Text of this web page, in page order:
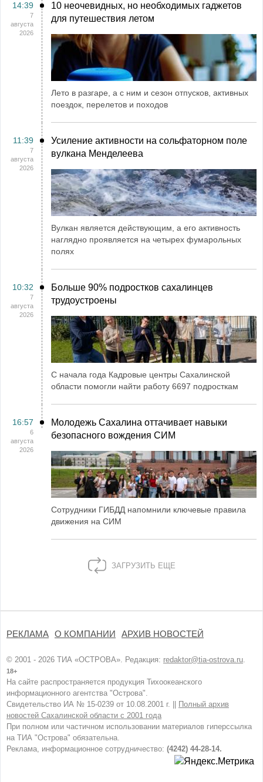
14:39
7
августа
2026
10 неочевидных, но необходимых гаджетов
для путешествия летом
Лето в разгаре, а с ним и сезон отпусков, активных
поездок, перелетов и походов
11:39
7
августа
2026
Усиление активности на сольфаторном поле
вулкана Менделеева
Вулкан является действующим, а его активность
наглядно проявляется на четырех фумарольных
полях
10:32
7
августа
2026
Больше 90% подростков сахалинцев
трудоустроены
С начала года Кадровые центры Сахалинской
области помогли найти работу 6697 подросткам
16:57
6
августа
2026
Молодежь Сахалина оттачивает навыки
безопасного вождения СИМ
Сотрудники ГИБДД напомнили ключевые правила
движения на СИМ
ЗАГРУЗИТЬ ЕЩЕ
РЕКЛАМА О КОМПАНИИ АРХИВ НОВОСТЕЙ
© 2001 - 2026 ТИА «ОСТРОВА». Редакция: redaktor@tia-ostrova.ru.
18+
На сайте распространяется продукция Тихоокеанского
информационного агентства "Острова".
Свидетельство ИА № 15-0239 от 10.08.2001 г. ||
Полный архив
новостей Сахалинской области с 2001 года
При полном или частичном использовании материалов гиперссылка
на ТИА "Острова" обязательна.
Реклама, информационное сотрудничество: (4242) 44-28-14.